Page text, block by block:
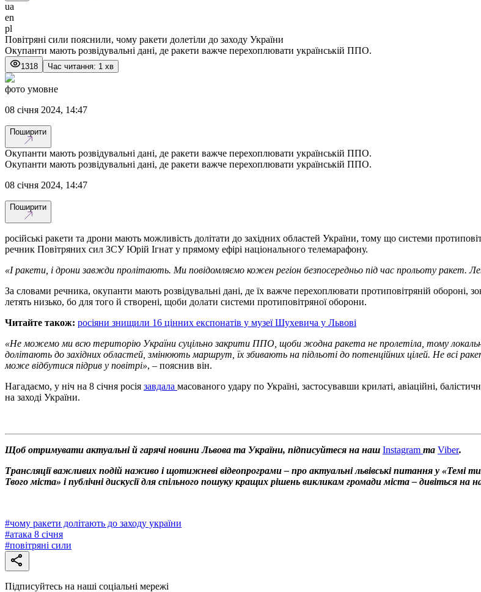
ua
en
pl
Повітряні сили пояснили, чому ракети долетіли до заходу України
Окупанти мають розвідувальні дані, де ракети важче перехоплювати українській ППО.
1318 Час читання: 1 хв
фото умовне
08 січня 2024, 14:47
Поширити
Окупанти мають розвідувальні дані, де ракети важче перехоплювати українській ППО.
Окупанти мають розвідувальні дані, де ракети важче перехоплювати українській ППО.
08 січня 2024, 14:47
Поширити
російські ракети та дрони мають можливість долітати до західних областей України, тому що системи
речник Повітряних сил ЗСУ Юрій Ігнат у прямому ефірі національного телемарафону.
«І ракети, і дрони завжди пролітають. Ми повідомляємо кожен регіон безпосередньо під час прольоту ракет.
За словами речника, окупанти мають розвідувальні дані, де їх важче перехоплювати протиповітряній
летять низько, бо для того й створені, щоби долати системи протиповітряної оборони.
Читайте також: росіяни знищили 16 цінних експонатів у музеї Шухевича у Львові
«Не можемо ми всю територію України суцільно закрити ППО, щоби жодна ракета не пролетіла, тому
долітають до західних областей, змінюють маршрут, їх збивають на підльоті до потенційних цілей. Не всі
може відбутися підрив у повітрі», – пояснив він.
Нагадаємо, у ніч на 8 січня росія завдала масованого удару по Україні, застосувавши крилаті, авіаційні,
на заході України.
Щоб отримувати актуальні й гарячі новини Львова та України, підписуйтеся на наш Instagram та Viber.
Трансляції важливих подій наживо і щотижневі відеопрограми – про актуальні львівські питання у «Темі
Твого міста» і публічні дискусії для спільного пошуку кращих рішень викликам громади міста – дивіться на
#чому ракети долітають до заходу україни
#атака 8 січня
#повітряні сили
Підписуйтесь на наші соціальні мережі